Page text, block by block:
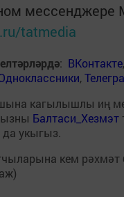
мессенджере
tatmedia
: ВКонтакте,
,
кагылышлы иң
Балтаси_Хезмэт
укыгыз.